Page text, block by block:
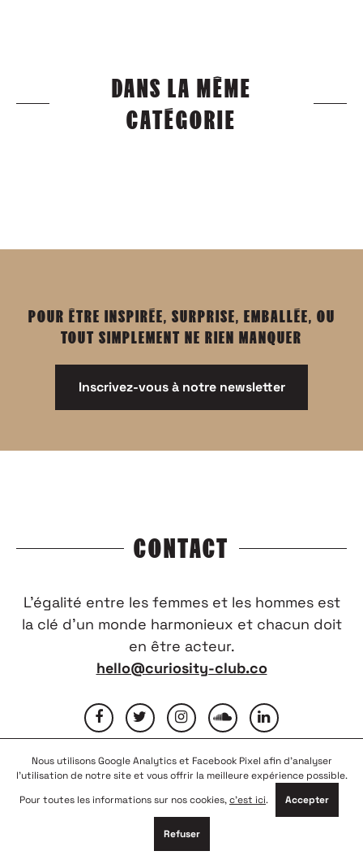
DANS LA MÊME
CATÉGORIE
POUR ÊTRE INSPIRÉE, SURPRISE, EMBALLÉE, OU
TOUT SIMPLEMENT NE RIEN MANQUER
Inscrivez-vous à notre newsletter
CONTACT
L’égalité entre les femmes et les hommes est
la clé d’un monde harmonieux et chacun doit
en être acteur.
hello@curiosity-club.co
FAQ CONTACTEZ-NOUS
MENTIONS LÉGALES
PARTENAIRES
CURIOSITY CLUB
Nous utilisons Google Analytics et Facebook Pixel afin d'analyser
l'utilisation de notre site et vous offrir la meilleure expérience possible.
Pour toutes les informations sur nos cookies,c'est ici. Accepter
Refuser